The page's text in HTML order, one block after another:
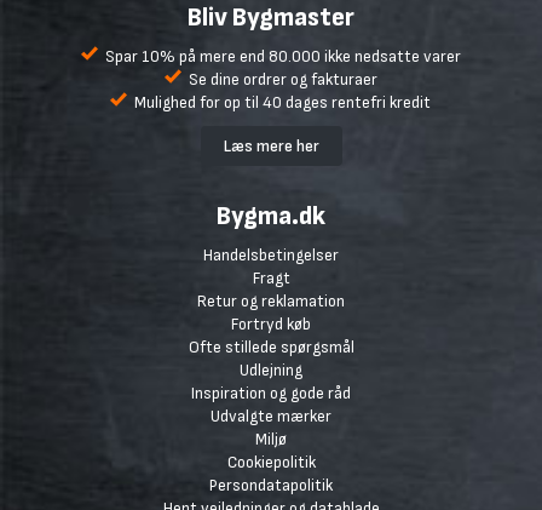
Bliv Bygmaster
Spar 10% på mere end 80.000 ikke nedsatte varer
Se dine ordrer og fakturaer
Mulighed for op til 40 dages rentefri kredit
Læs mere her
Bygma.dk
Handelsbetingelser
Fragt
Retur og reklamation
Fortryd køb
Ofte stillede spørgsmål
Udlejning
Inspiration og gode råd
Udvalgte mærker
Miljø
Cookiepolitik
Persondatapolitik